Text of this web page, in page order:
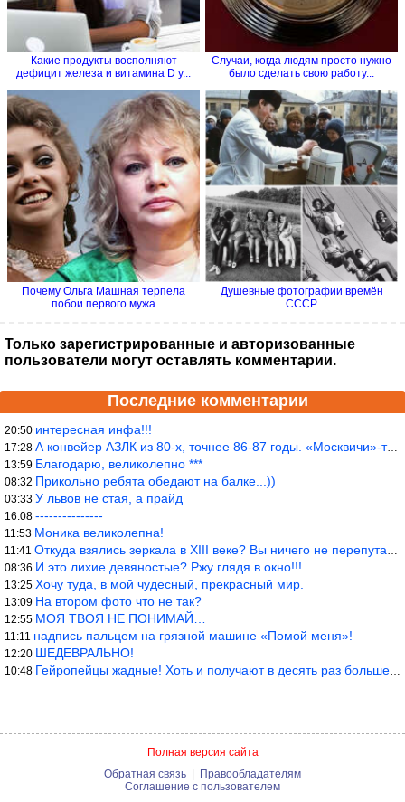
Какие продукты восполняют
дефицит железа и витамина D у...
Случаи, когда людям просто нужно
было сделать свою работу...
Почему Ольга Машная терпела
побои первого мужа
Душевные фотографии времён
СССР
Только зарегистрированные и авторизованные
пользователи могут оставлять комментарии.
Последние комментарии
20:50 интересная инфа!!!
17:28 А конвейер АЗЛК из 80-х, точнее 86-87 годы. «Москвичи»-то из пер
13:59 Благодарю, великолепно ***
08:32 Прикольно ребята обедают на балке...))
03:33 У львов не стая, а прайд
16:08 ---------------
11:53 Моника великолепна!
11:41 Откуда взялись зеркала в XIII веке? Вы ничего не перепутали?
08:36 И это лихие девяностые? Ржу глядя в окно!!!
13:25 Хочу туда, в мой чудесный, прекрасный мир.
13:09 На втором фото что не так?
12:55 МОЯ ТВОЯ НЕ ПОНИМАЙ…
11:11 надпись пальцем на грязной машине «Помой меня»!
12:20 ШЕДЕВРАЛЬНО!
10:48 Гейропейцы жадные! Хоть и получают в десять раз больше жителей б
Полная версия сайта
Обратная связь | Правообладателям
Соглашение с пользователем